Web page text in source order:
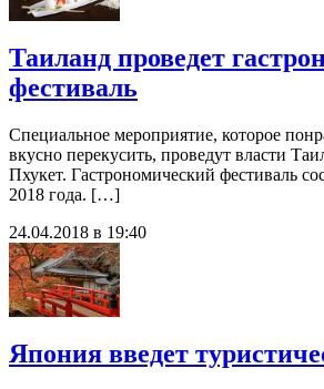
Таиланд проведет
фестиваль
Специальное мероприятие, которое
вкусно перекусить, проведут власти
Пхукет. Гастрономический фестиваль
2018 года. […]
24.04.2018 в 19:40
Япония введет